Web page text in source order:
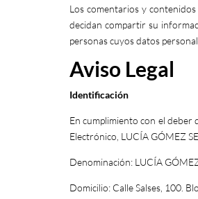
Los comentarios y
decidan compartir su
personas cuyos datos
Aviso Legal
Identificación
En cumplimiento con el deber
Electrónico, LUCÍA GÓMEZ
Denominación: LUCÍA
Domicilio: Calle Salses, 100.